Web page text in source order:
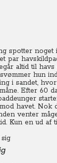
spotter noget
par
altid til
hun
i sandet,
Efter 60
havet. Nok
venter
Kun en ud af